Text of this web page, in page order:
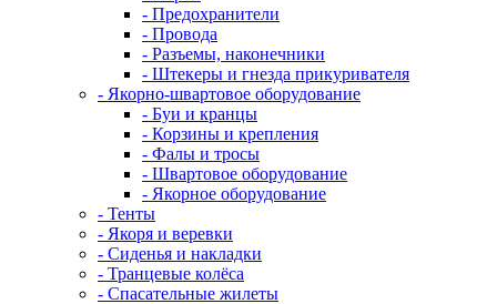
- Предохранители
- Провода
- Разъемы, наконечники
- Штекеры и гнезда прикуривателя
- Якорно-швартовое оборудование
- Буи и кранцы
- Корзины и крепления
- Фалы и тросы
- Швартовое оборудование
- Якорное оборудование
- Тенты
- Якоря и веревки
- Сиденья и накладки
- Транцевые колёса
- Спасательные жилеты